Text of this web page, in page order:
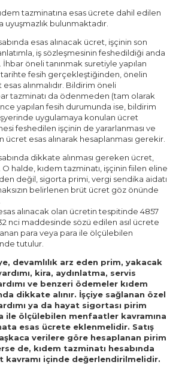
tazminatına esas ücrete dahil edilen
bulunmaktadır.
esas alınacak ücret, işçinin son
iş sözleşmesinin feshedildiği anda
öneli tanınmak suretiyle yapılan
fesih gerçekleştiğinden, önelin
alınmalıdır. Bildirim öneli
tazminatı da ödenmeden (tam olarak
yapılan fesih durumunda ise, bildirim
uygulamaya konulan ücret
feshedilen işçinin de yararlanması ve
ücret esas alınarak hesaplanması gerekir.
dikkate alınması gereken ücret,
halde, kıdem tazminatı, işçinin fiilen eline
değil, sigorta primi, vergi sendika aidatı
belirlenen brüt ücret göz önünde
alınacak olan ücretin tespitinde 4857
32 nci maddesinde sözü edilen asıl ücrete
para veya para ile ölçülebilen
tutulur.
devamlılık arz eden prim, yakacak
kira, aydınlatma, servis
ve benzeri ödemeler kıdem
dikkate alınır. İşçiye sağlanan özel
ya da hayat sigortası pirim
ile ölçülebilen menfaatler kavramına
esas ücrete eklenmelidir. Satış
verilere göre hesaplanan pirim
de, kıdem tazminatı hesabında
kavramı içinde değerlendirilmelidir.